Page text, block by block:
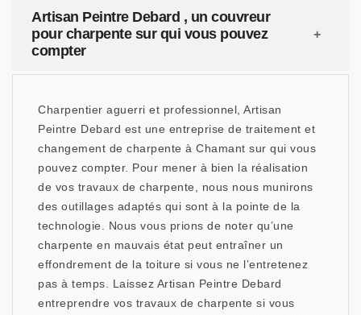
Artisan Peintre Debard , un couvreur
pour charpente sur qui vous pouvez
compter
Charpentier aguerri et professionnel, Artisan
Peintre Debard est une entreprise de traitement et
changement de charpente à Chamant sur qui vous
pouvez compter. Pour mener à bien la réalisation
de vos travaux de charpente, nous nous munirons
des outillages adaptés qui sont à la pointe de la
technologie. Nous vous prions de noter qu’une
charpente en mauvais état peut entraîner un
effondrement de la toiture si vous ne l’entretenez
pas à temps. Laissez Artisan Peintre Debard
entreprendre vos travaux de charpente si vous